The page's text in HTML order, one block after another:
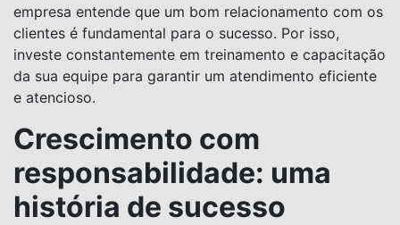
empresa entende que um bom relacionamento com os
clientes é fundamental para o sucesso. Por isso,
investe constantemente em treinamento e capacitação
da sua equipe para garantir um atendimento eficiente
e atencioso.
Crescimento com
responsabilidade: uma
história de sucesso